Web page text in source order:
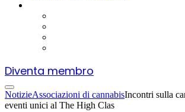
Diventa membro
NotizieAssociazioni di cannabisIncontri sulla
eventi unici al The High Clas